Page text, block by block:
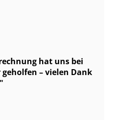
hat uns bei
– vielen Dank